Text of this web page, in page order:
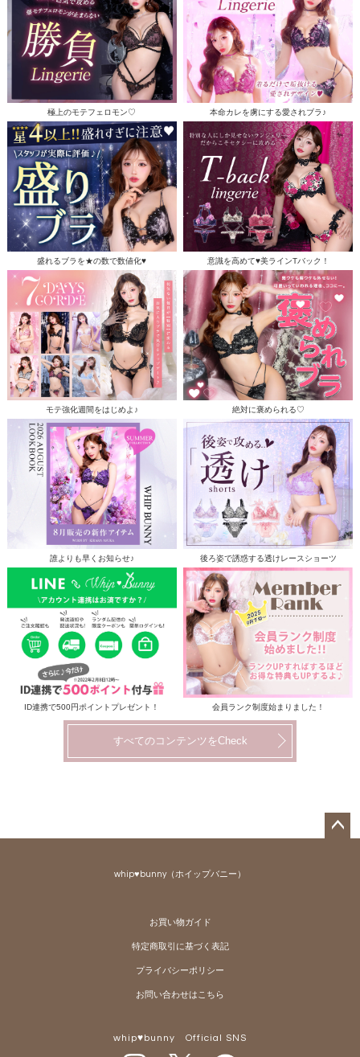
極上のモテフェロモン♡ 本命カレを虜にする愛されブラ♪
盛れるブラを★の数で数値化♥ 意識を高めて♥美ラインTバック！
モテ強化週間をはじめよ♪ 絶対に褒められる♡
誰よりも早くお知らせ♪ 後ろ姿で誘惑する透けレースショーツ
ID連携で500円ポイントプレゼント！ 会員ランク制度始まりました！
すべてのコンテンツをCheck
whip♥bunny（ホイップバニー）
お買い物ガイド
特定商取引に基づく表記
プライバシーポリシー
お問い合わせはこちら
whip♥bunny Official SNS